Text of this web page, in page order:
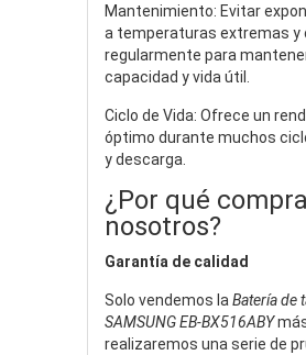
Mantenimiento: Evitar
a temperaturas extremas y
regularmente para
capacidad y vida útil.
Ciclo de Vida: Ofrece un
óptimo durante muchos
y descarga.
¿Por qué
nosotros?
Garantía de calidad
Solo vendemos la Batería de
SAMSUNG EB-BX516ABY
realizaremos una serie de